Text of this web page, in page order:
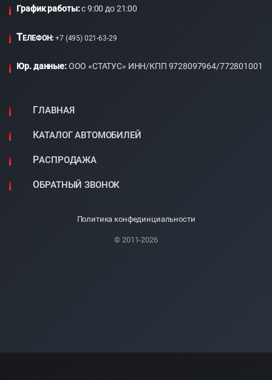
График работы:c 9:00 до 21:00
ТЕЛЕФОН: +7 (495) 021-63-29
Юр. данные:ООО «СТАТУС» ИНН/КПП 9728097964/772801001
ГЛАВНАЯ
КАТАЛОГ АВТОМОБИЛЕЙ
РАСПРОДАЖА
ОБРАТНЫЙ ЗВОНОК
Политика конфединциальности
© 2011-2026